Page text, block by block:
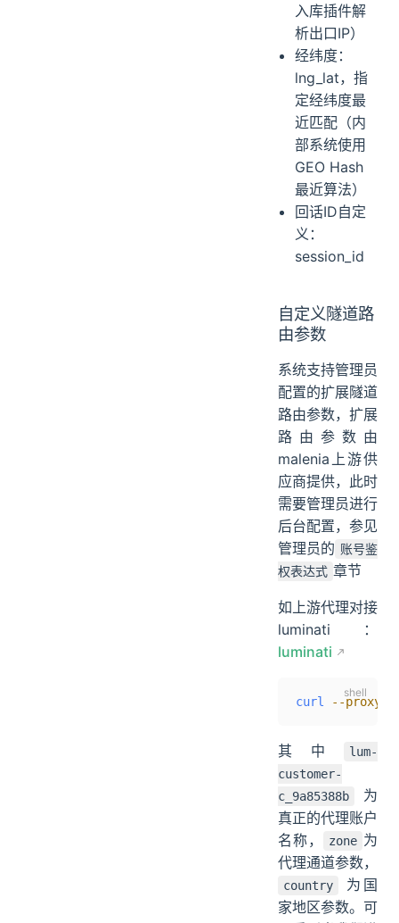
入库插件解
析出口IP）
经纬度：
lng_lat，指
定经纬度最
近匹配（内
部系统使用
GEO Hash
最近算法）
回话ID自定
义：
session_id
自定义隧道路
由参数
系统支持管理员
配置的扩展隧道
路由参数，扩展
路由参数由
malenia上游供
应商提供，此时
需要管理员进行
后台配置，参见
管理员的 账号鉴
权表达式 章节
如上游代理对接
luminati ：
luminati
curl --proxy
其中
lum-
customer-
c_9a85388b
为
真正的代理账户
名称，
zone 为
代理通道参数，
country
为国
家地区参数。可